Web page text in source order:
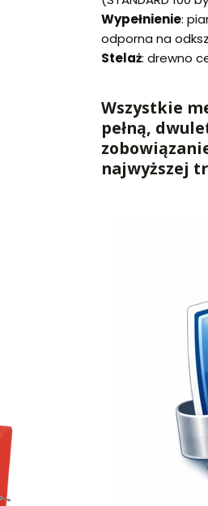
Wypełnienie:
odporna na
Stelaż: drewno
Wszystkie
pełną,
najwyższej